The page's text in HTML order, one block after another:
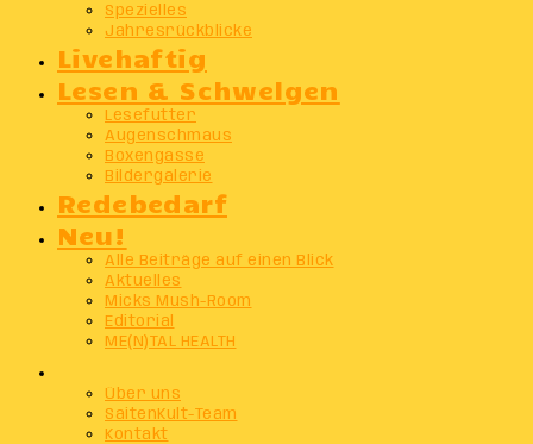
Spezielles
Jahresrückblicke
Livehaftig
Lesen & Schwelgen
Lesefutter
Augenschmaus
Boxengasse
Bildergalerie
Redebedarf
Neu!
Alle Beiträge auf einen Blick
Aktuelles
Micks Mush-Room
Editorial
ME(N)TAL HEALTH
Über uns
SaitenKult-Team
Kontakt